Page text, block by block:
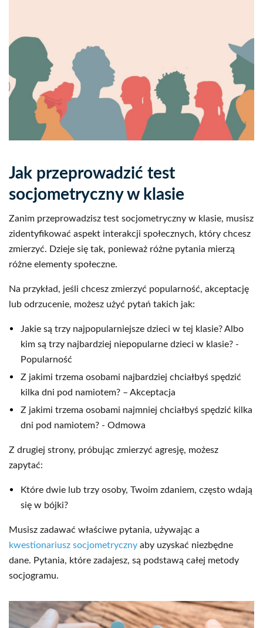
Jak przeprowadzić test
socjometryczny w klasie
Zanim przeprowadzisz test socjometryczny w klasie, musisz
zidentyfikować aspekt interakcji społecznych, który chcesz
zmierzyć. Dzieje się tak, ponieważ różne pytania mierzą
różne elementy społeczne.
Na przykład, jeśli chcesz zmierzyć popularność, akceptację
lub odrzucenie, możesz użyć pytań takich jak:
Jakie są trzy najpopularniejsze dzieci w tej klasie? Albo
kim są trzy najbardziej niepopularne dzieci w klasie? -
Popularność
Z jakimi trzema osobami najbardziej chciałbyś spędzić
kilka dni pod namiotem? – Akceptacja
Z jakimi trzema osobami najmniej chciałbyś spędzić kilka
dni pod namiotem? - Odmowa
Z drugiej strony, próbując zmierzyć agresję, możesz
zapytać:
Które dwie lub trzy osoby, Twoim zdaniem, często wdają
się w bójki?
Musisz zadawać właściwe pytania, używając a
kwestionariusz socjometryczny aby uzyskać niezbędne
dane. Pytania, które zadajesz, są podstawą całej metody
socjogramu.